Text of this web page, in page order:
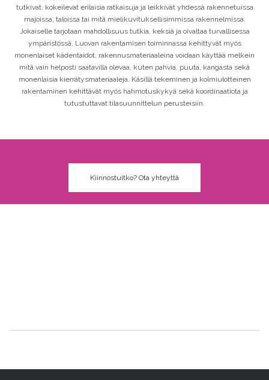
tutkivat, kokeilevat erilaisia ratkaisuja ja leikkivät yhdessä rakennetuissa
majoissa, taloissa tai mitä mielikuvituksellisimmissa rakennelmissa.
Jokaiselle tarjotaan mahdollisuus tutkia, keksiä ja oivaltaa turvallisessa
ympäristössä. Luovan rakentamisen toiminnassa kehittyvät myös
monenlaiset kädentaidot, rakennusmateriaaleina voidaan käyttää melkein
mitä vain helposti saatavilla olevaa, kuten pahvia, puuta, kangasta sekä
monenlaisia kierrätysmateriaaleja. Käsillä tekeminen ja kolmiulotteinen
rakentaminen kehittävät myös hahmotuskykyä sekä koordinaatiota ja
tutustuttavat tilasuunnittelun perusteisiin.
Kiinnostuitko? Ota yhteyttä